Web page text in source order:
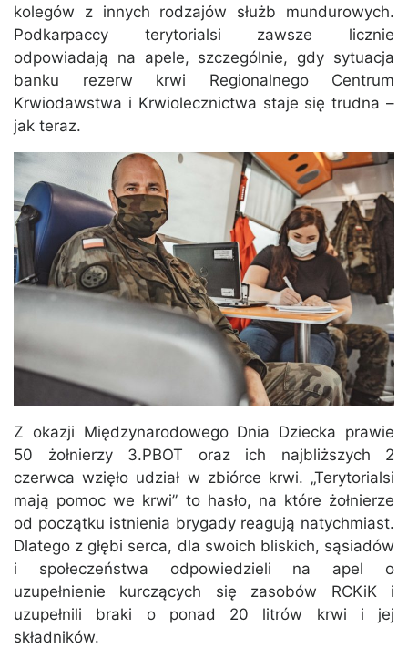
kolegów z innych rodzajów służb mundurowych.
Podkarpaccy terytorialsi zawsze licznie
odpowiadają na apele, szczególnie, gdy sytuacja
banku rezerw krwi Regionalnego Centrum
Krwiodawstwa i Krwiolecznictwa staje się trudna –
jak teraz.
Z okazji Międzynarodowego Dnia Dziecka prawie
50 żołnierzy 3.PBOT oraz ich najbliższych 2
czerwca wzięło udział w zbiórce krwi. „Terytorialsi
mają pomoc we krwi” to hasło, na które żołnierze
od początku istnienia brygady reagują natychmiast.
Dlatego z głębi serca, dla swoich bliskich, sąsiadów
i społeczeństwa odpowiedzieli na apel o
uzupełnienie kurczących się zasobów RCKiK i
uzupełnili braki o ponad 20 litrów krwi i jej
składników.